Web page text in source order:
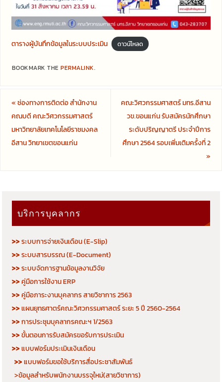
ตารางผู้บันทึกข้อมูลในระบบประเมิน ดาวน์โหลด
BOOKMARK THEPERMALINK.
«ช่องทางการติดต่อ สำนักงาน
คณบดี คณะวิศวกรรมศาสตร์
มหาวิทยาลัยเทคโนโลยีราชมงคล
อีสาน วิทยาเขตขอนแก่น
คณะวิศวกรรมศาสตร์ มทร.อีสาน
วข.ขอนแก่น รับสมัครนักศึกษา
ระดับปริญญาตรี ประจำปีการ
ศึกษา 2564 รอบเพิ่มเติมครั้งที่ 2
»
บริการบุคลากร
>>ระบบการจ่ายเงินเดือน (E-Slip)
>>ระบบสารบรรณ (E-Document)
>>ระบบจัดการฐานข้อมูลงานวิจัย
>>คู่มือการใช้งาน ERP
>>คู่มือภาระงานบุคลากร สายวิชาการ 2563
>>แผนยุทธศาตร์คณะวิศวกรรมศาสตร์ ระยะ 5 ปี 2560-2564
>>การประชุมบุคลากรคณะฯ 1/2563
>>ขั้นตอนการรับสมัครขอรับการประเมิน
>>แบบฟอร์มประเมินเงินเดือน
>>แบบฟอร์มขอใช้บริการสื่อประชาสัมพันธ์
>ข้อมูลสำหรับพนักงานบรรจุใหม่(สายวิชาการ)